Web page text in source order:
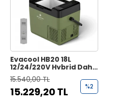
Evacool HB20 18L
12/24/220V Hybrid Dahili
Bataryalı Kompresörlü
Portatif Buzdolabı
15.540,00 TL
15.229,20 TL %2